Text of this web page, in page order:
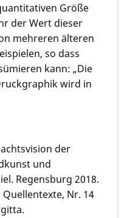
Größe
der Wert dieser
mehreren älteren
so dass
kann: „Die
wird in
der
und
Regensburg 2018.
Quellentexte, Nr. 14